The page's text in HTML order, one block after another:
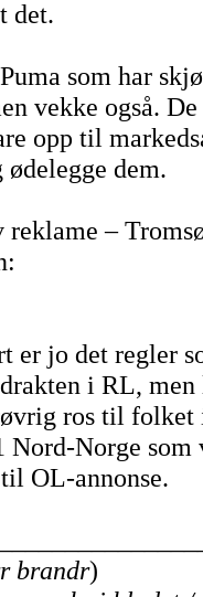
det.
som har
vekke også.
opp til
dem.
reklame –
er jo det regler
i RL,
ros til folket
Nord-Norge
OL-annonse.
brandr)